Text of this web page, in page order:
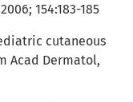
154:183-185
cutaneous
Acad Dermatol,